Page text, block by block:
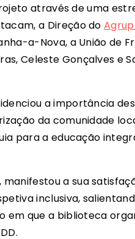
através de uma
a Direção do
a-Nova, a União de
Celeste Gonçalves e
a importância
da comunidade
para a educação
a sua
inclusiva,
que a biblioteca